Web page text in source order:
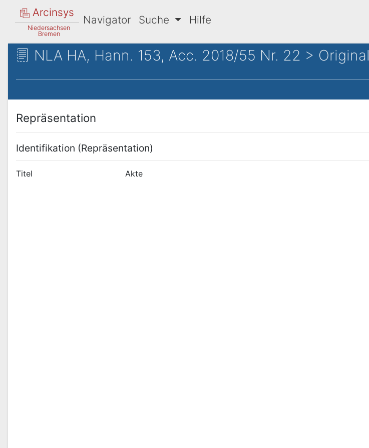
Arcinsys
Niedersachsen
Bremen
Navigator Suche Hilfe
NLA HA, Hann. 153, Acc. 2018/55 Nr. 22 > Original
Repräsentation
Identifikation (Repräsentation)
Titel Akte